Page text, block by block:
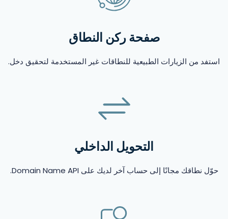
صفحة ركن النطاق
استفد من الزيارات الطبيعية للنطاقات غير المستخدمة لتحقيق دخل.
التحويل الداخلي
حوّل نطاقك مجانًا إلى حساب آخر لديك على Domain Name API.